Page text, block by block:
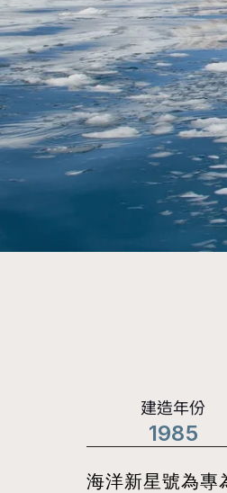
建造年份
1985
海洋新星號為專